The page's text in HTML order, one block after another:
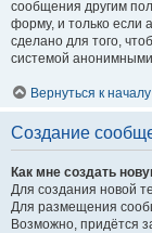
сообщения другим
форму, и только если
сделано для того,
системой
Вернуться к началу
Создание
Как мне создать
Для создания новой
Для размещения
Возможно, придётся